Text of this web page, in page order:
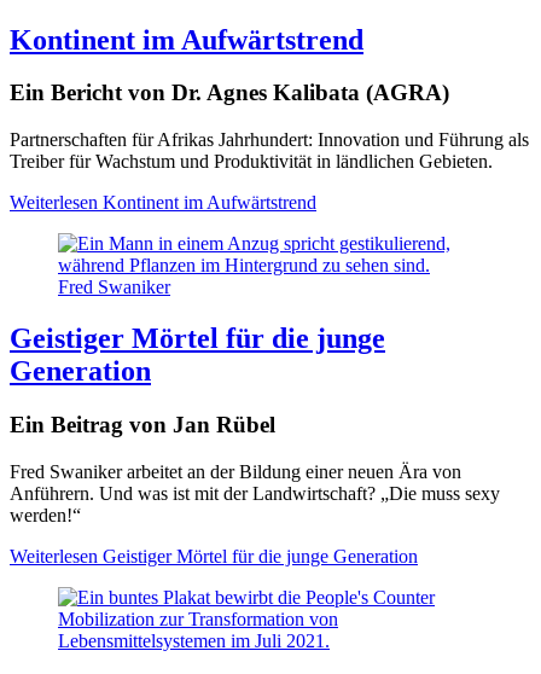
Kontinent im Aufwärtstrend
Ein Bericht von Dr. Agnes Kalibata (AGRA)
Partnerschaften für Afrikas Jahrhundert: Innovation und Führung als
Treiber für Wachstum und Produktivität in ländlichen Gebieten.
Weiterlesen Kontinent im Aufwärtstrend
Fred Swaniker
Geistiger Mörtel für die junge
Generation
Ein Beitrag von Jan Rübel
Fred Swaniker arbeitet an der Bildung einer neuen Ära von
Anführern. Und was ist mit der Landwirtschaft? „Die muss sexy
werden!“
Weiterlesen Geistiger Mörtel für die junge Generation